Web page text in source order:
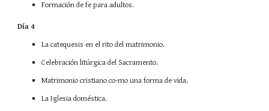
Formación de fe para adultos.
Día 4
La catequesis en el rito del matrimonio.
Celebración litúrgica del Sacramento.
Matrimonio cristiano co-mo una forma de vida.
La Iglesia doméstica.